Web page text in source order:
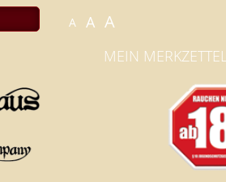
A A A
MEIN